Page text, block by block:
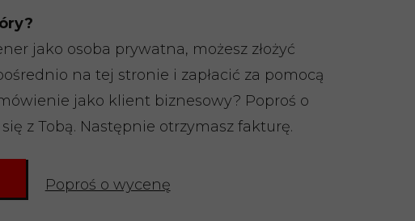
jako osoba prywatna, możesz złożyć
na tej stronie i zapłacić za pomocą
jako klient biznesowy? Poproś o
z Tobą. Następnie otrzymasz fakturę.
Poproś o wycenę